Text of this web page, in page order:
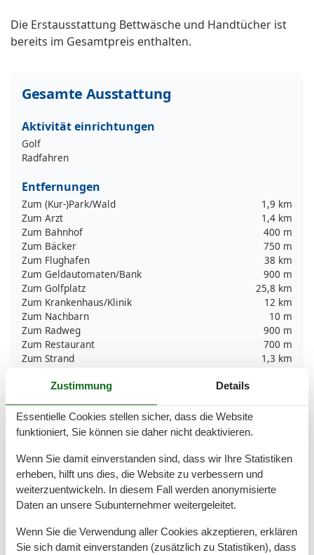
Die Erstausstattung Bettwäsche und Handtücher ist
bereits im Gesamtpreis enthalten.
Gesamte Ausstattung
Aktivität einrichtungen
Golf
Radfahren
Entfernungen
Zum (Kur-)Park/Wald
1,9 km
Zum Arzt
1,4 km
Zum Bahnhof
400 m
Zum Bäcker
750 m
Zum Flughafen
38 km
Zum Geldautomaten/Bank
900 m
Zum Golfplatz
25,8 km
Zum Krankenhaus/Klinik
12 km
Zum Nachbarn
10 m
Zum Radweg
900 m
Zum Restaurant
700 m
Zum Strand
1,3 km
Zum Wanderweg
Zur Autobahn
Zur Badestelle/Gewässer
Zur Therme
1,7 km
Zur Tourist-Information
1,3 km
Grundeinrichtungen
Serviceeinrichtungen
Zustimmung Details
Essentielle Cookies stellen sicher, dass die Website
funktioniert, Sie können sie daher nicht deaktivieren.
Wenn Sie damit einverstanden sind, dass wir Ihre Statistiken
erheben, hilft uns dies, die Website zu verbessern und
weiterzuentwickeln. In diesem Fall werden anonymisierte
Daten an unsere Subunternehmer weitergeleitet.
Wenn Sie die Verwendung aller Cookies akzeptieren, erklären
Sie sich damit einverstanden (zusätzlich zu Statistiken), dass